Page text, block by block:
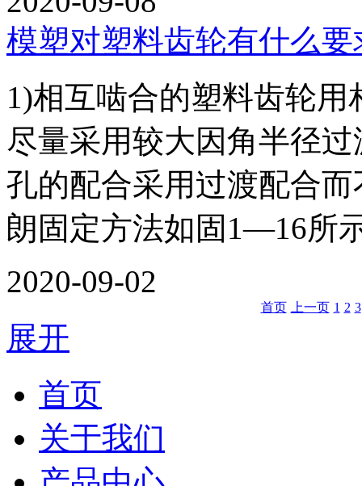
模塑对塑料齿轮有什么要
1)相互啮合的塑料齿轮
尽量采用较大因角半
孔的配合采用过渡配
朗固定方法如固1—16所
2020-09-02
首页 上一页 1 2 3
展开
首页
关于我们